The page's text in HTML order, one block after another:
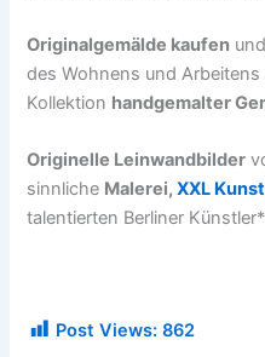
Originalgemälde kaufen
des Wohnens und
Kollektion handgemalter
Originelle Leinwandbilder
sinnliche Malerei,XXL
talentierten Berliner
Post Views: 862